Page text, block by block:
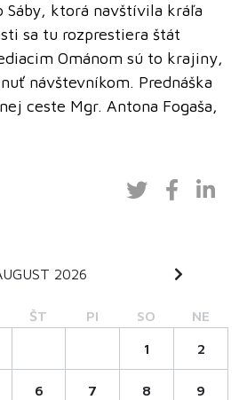
Sáby, ktorá navštívila kráľa
sa tu rozprestiera štát
Ománom sú to krajiny,
návštevníkom. Prednáška
ceste Mgr. Antona Fogaša,
2026
ŠT PI SO NE
1 2
6 7 8 9